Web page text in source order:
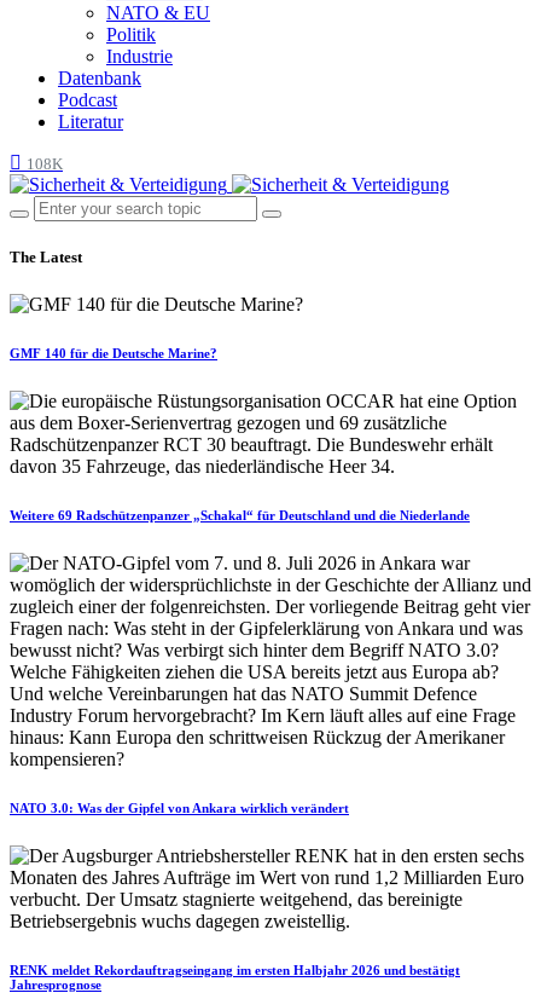
NATO & EU
Politik
Industrie
Datenbank
Podcast
Literatur
108K
The Latest
GMF 140 für die Deutsche Marine?
Weitere 69 Radschützenpanzer „Schakal“ für Deutschland und die Niederlande
NATO 3.0: Was der Gipfel von Ankara wirklich verändert
RENK meldet Rekordauftragseingang im ersten Halbjahr 2026 und bestätigt
Jahresprognose